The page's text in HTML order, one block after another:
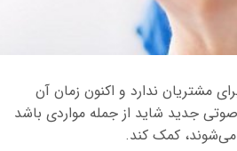
مشتریان ندارد و اکنون زمان آن
جدید شاید از جمله مواردی باشد
می‌شوند، کمک کند.